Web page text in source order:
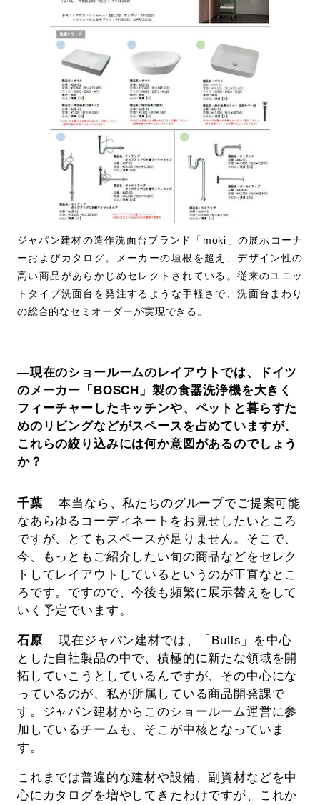
ジャパン建材の造作洗面台ブランド「moki」の展示コーナ
ーおよびカタログ。メーカーの垣根を超え、デザイン性の
高い商品があらかじめセレクトされている。従来のユニッ
トタイプ洗面台を発注するような手軽さで、洗面台まわり
の総合的なセミオーダーが実現できる。
―現在のショールームのレイアウトでは、ドイツ
のメーカー「BOSCH」製の食器洗浄機を大きく
フィーチャーしたキッチンや、ペットと暮らすた
めのリビングなどがスペースを占めていますが、
これらの絞り込みには何か意図があるのでしょう
か？
千葉
本当なら、私たちのグループでご提案可能
なあらゆるコーディネートをお見せしたいところ
ですが、とてもスペースが足りません。そこで、
今、もっともご紹介したい旬の商品などをセレク
トしてレイアウトしているというのが正直なとこ
ろです。ですので、今後も頻繁に展示替えをして
いく予定でいます。
石原
現在ジャパン建材では、「Bulls」を中心
とした自社製品の中で、積極的に新たな領域を開
拓していこうとしているんですが、その中心にな
っているのが、私が所属している商品開発課で
す。ジャパン建材からこのショールーム運営に参
加しているチームも、そこが中核となっていま
す。
これまでは普遍的な建材や設備、副資材などを中
心にカタログを増やしてきたわけですが、これか